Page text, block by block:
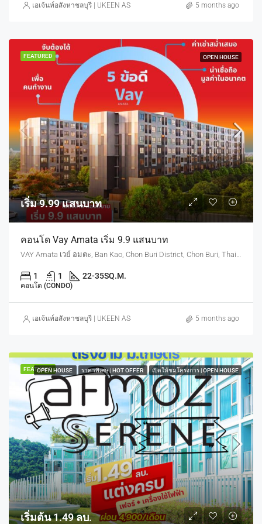
เอเจ้นท์อสังหาชลบุรี | UKEEN ASSET CO., LTD. 5 months ago
FEATURED OPEN HOUSE
เริ่ม 9.99 แสนบาท
คอนโด Vay Amata เริ่ม 9.9 แสนบาท
VAY Amata เวย์ อมตะ, Ban Kao, Chon Buri District, Chon Buri, Thailand
1 1 22-35SQ.M.
คอนโด (CONDO)
เอเจ้นท์อสังหาชลบุรี | UKEEN ASSET CO., LTD. 5 months ago
FEATUREDOPEN HOUSE ราคาพิเศษ | HOT OFFER เปิดให้ชมโครงการ | OPEN HOUSE
เริ่มต้น 1.49 ลบ.